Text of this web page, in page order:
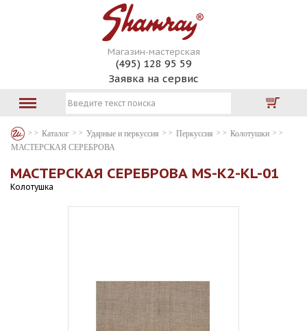
Магазин-мастерская
(495) 128 95 59
Заявка на сервис
Каталог Ударные и перкуссия Перкуссия
Колотушки
МАСТЕРСКАЯ СЕРЕБРОВА
МАСТЕРСКАЯ СЕРЕБРОВА MS-K2-KL-01
Колотушка